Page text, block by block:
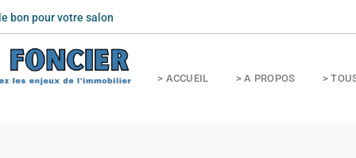
> ACCUEIL > A PROPOS >